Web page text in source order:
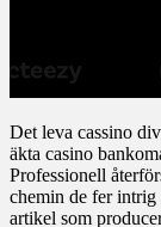
Det leva cassino
äkta casino
Professionell
chemin de fer
artikel som